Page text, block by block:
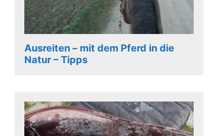
Ausreiten – mit dem Pferd in die
Natur – Tipps